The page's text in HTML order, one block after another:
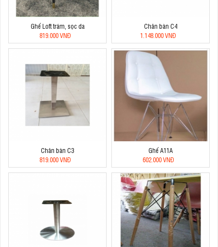
Ghế Loft trám, sọc da
819.000 VNĐ
Chân bàn C4
1.148.000 VNĐ
Chân bàn C3
819.000 VNĐ
Ghế A11A
602.000 VNĐ